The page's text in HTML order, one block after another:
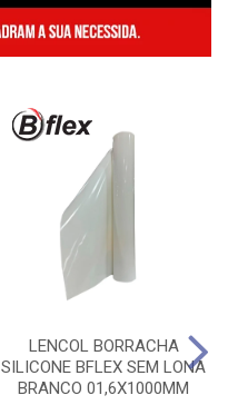
LENCOL BORRACHA
SILICONE BFLEX SEM LONA
BRANCO 01,6X1000MM